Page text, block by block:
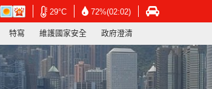
在
新
窗
開
啟
連
29°C在
新
視
窗
連
72%(02:02)在
新
視
窗
開
啟
在
新
窗
開
啟
連
特寫 維護國家安全 政府澄清